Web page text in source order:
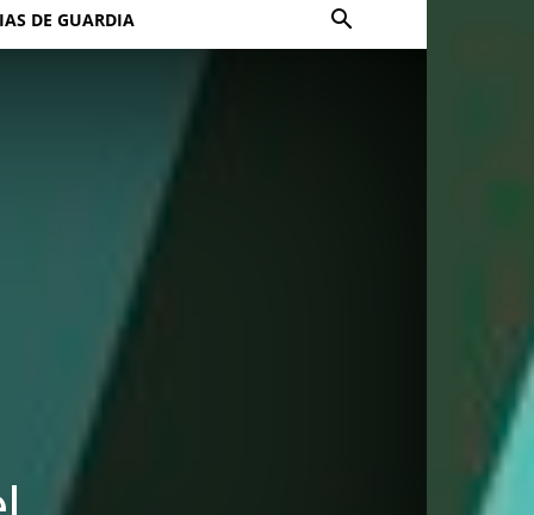
DE GUARDIA